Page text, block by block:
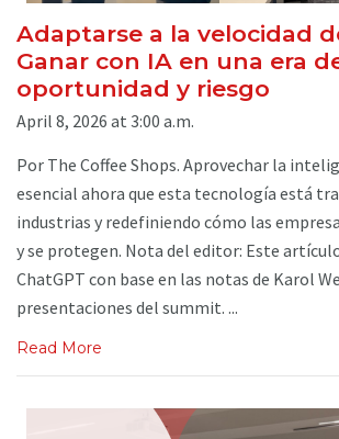
Adaptarse a la velocidad
Ganar con IA en una era
oportunidad y riesgo
April 8, 2026 at 3:00 a.m.
Por The Coffee Shops. Aprovechar la
esencial ahora que esta tecnología está
industrias y redefiniendo cómo las
y se protegen. Nota del editor: Este
ChatGPT con base en las notas de Karol
presentaciones del summit. ...
Read More